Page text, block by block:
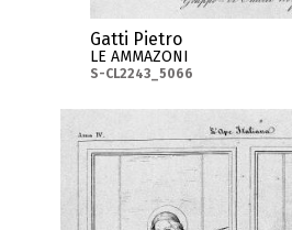
Gatti Pietro
LE AMMAZONI
S-CL2243_5066